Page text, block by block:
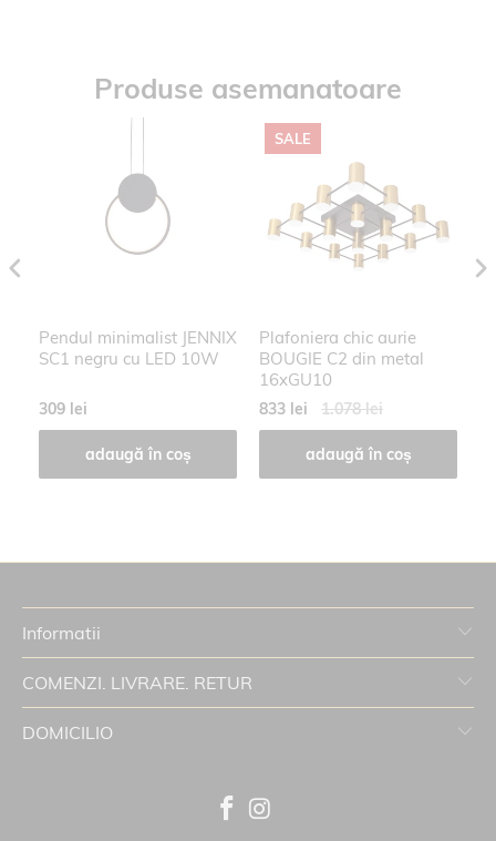
Produse asemanatoare
Pendul minimalist JENNIX
SC1 negru cu LED 10W
309 lei
adaugă în coș
SALE
Plafoniera chic aurie
BOUGIE C2 din metal
16xGU10
833 lei 1.078 lei
adaugă în coș
Informatii
COMENZI. LIVRARE. RETUR
DOMICILIO